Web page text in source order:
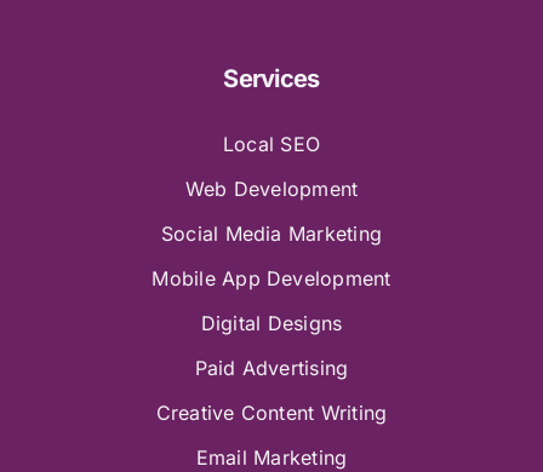
Services
Local SEO
Web Development
Social Media Marketing
Mobile App Development
Digital Designs
Paid Advertising
Creative Content Writing
Email Marketing